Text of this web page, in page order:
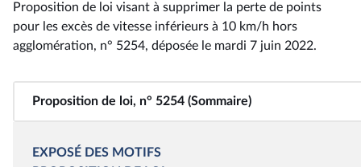
Proposition de loi visant à supprimer la perte de points
pour les excès de vitesse inférieurs à 10 km/h hors
agglomération, n° 5254, déposée le mardi 7 juin 2022.
Proposition de loi, n° 5254 (Sommaire)
EXPOSÉ DES MOTIFS